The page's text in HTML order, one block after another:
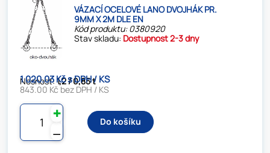
VÁZACÍ OCELOVÉ LANO DVOJHÁK PR.
9MM X 2M DLE EN
Kód produktu: 0380920
Stav skladu: Dostupnost 2-3 dny
Nosnost:1,2 / 0,85 t
1 020.03 Kč s DPH / KS
843.00 Kč bez DPH / KS
⚊
✚
Do košíku